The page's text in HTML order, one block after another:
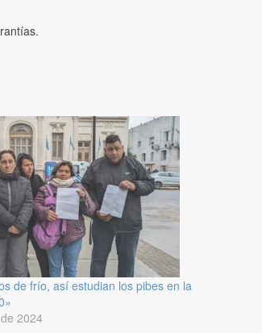
de frío, así estudian los pibes en la
2024